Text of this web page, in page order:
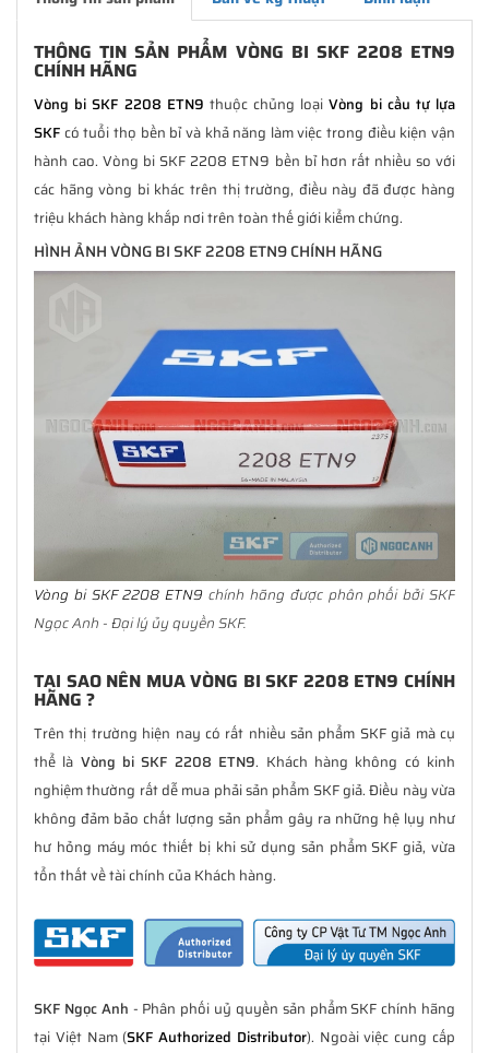
THÔNG TIN SẢN PHẨM VÒNG BI SKF 2208 ETN9
CHÍNH HÃNG
Vòng bi SKF 2208 ETN9 thuộc chủng loạiVòng bi cầu tự lựa
SKFcó tuổi thọ bền bỉ và khả năng làm việc trong điều kiện vận
hành cao. Vòng bi SKF 2208 ETN9 bền bỉ hơn rất nhiều so với
các hãng vòng bi khác trên thị trường, điều này đã được hàng
triệu khách hàng khắp nơi trên toàn thế giới kiểm chứng.
HÌNH ẢNH VÒNG BI SKF 2208 ETN9 CHÍNH HÃNG
Vòng bi SKF 2208 ETN9 chính hãng được phân phối bởi SKF
Ngọc Anh - Đại lý ủy quyền SKF.
TẠI SAO NÊN MUA VÒNG BI SKF 2208 ETN9 CHÍNH
HÃNG ?
Trên thị trường hiện nay có rất nhiều sản phẩm SKF giả mà cụ
thể là Vòng bi SKF 2208 ETN9. Khách hàng không có kinh
nghiệm thường rất dễ mua phải sản phẩm SKF giả. Điều này vừa
không đảm bảo chất lượng sản phẩm gây ra những hệ lụy như
hư hỏng máy móc thiết bị khi sử dụng sản phẩm SKF giả, vừa
tổn thất về tài chính của Khách hàng.
SKF Ngọc Anh - Phân phối uỷ quyền sản phẩm SKF chính hãng
tại Việt Nam (SKF Authorized Distributor). Ngoài việc cung cấp